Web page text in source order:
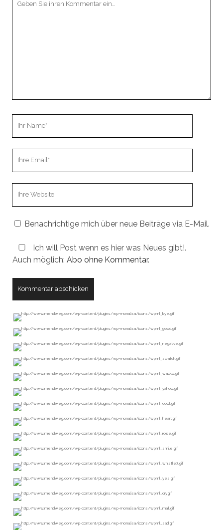
Benachrichtige mich über neue Beiträge via E-Mail.
Ich will Post wenn es hier was Neues gibt!.
Auch möglich: Abo ohne Kommentar.